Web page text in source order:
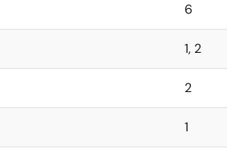
6
1, 2
2
1